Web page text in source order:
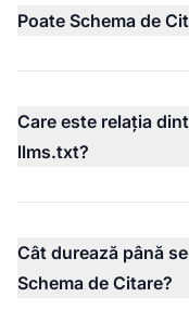
Poate Schema de
Care este relația
llms.txt?
Cât durează până
Schema de Citare?